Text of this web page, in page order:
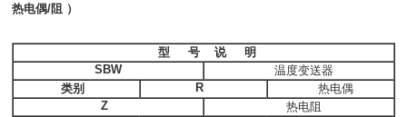
热电偶/阻 ）
型 号 说
明
SBW
温度变送器
类别
R
热电偶
Z
热电阻